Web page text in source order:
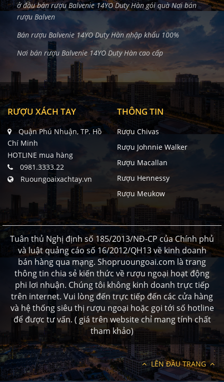
ở đâu bán rượu Balvenie 14YO Duty Hàn gói quà Nơi bán
rượu Balven
Bán rượu Balvenie 14YO Duty Hàn nhập khẩu 100%
Nơi bán rượu Balvenie 14YO Duty Hàn cao cấp
LÊN ĐẦU TRANG
RƯỢU XÁCH TAY
Quận Phú Nhuận, TP. Hồ
Chí Minh
HOTLINE mua hàng
0981.3333.22
Ruoungoaixachtay.vn
THÔNG TIN
Rượu Chivas
Rượu Johnnie Walker
Rượu Macallan
Rượu Hennessy
Rượu Meukow
Tuân thủ Nghị định số 185/2013/NĐ-CP của Chính phủ
và luật quảng cáo số 16/2012/QH13 về kinh doanh
bán hàng qua mạng. Shopruoungoai.com là trang
thông tin chia sẻ kiến thức về rượu ngoại hoạt động
phi lơi nhuận. Chúng tôi không kinh doanh trực tiếp
trên internet. Vui lòng đến trực tiếp đến các cửa hàng
và hệ thống siêu thị rượu ngoại hoặc gọi tới số hotline
để được tư vấn. ( giá trên website chỉ mang tính chất
tham khảo)